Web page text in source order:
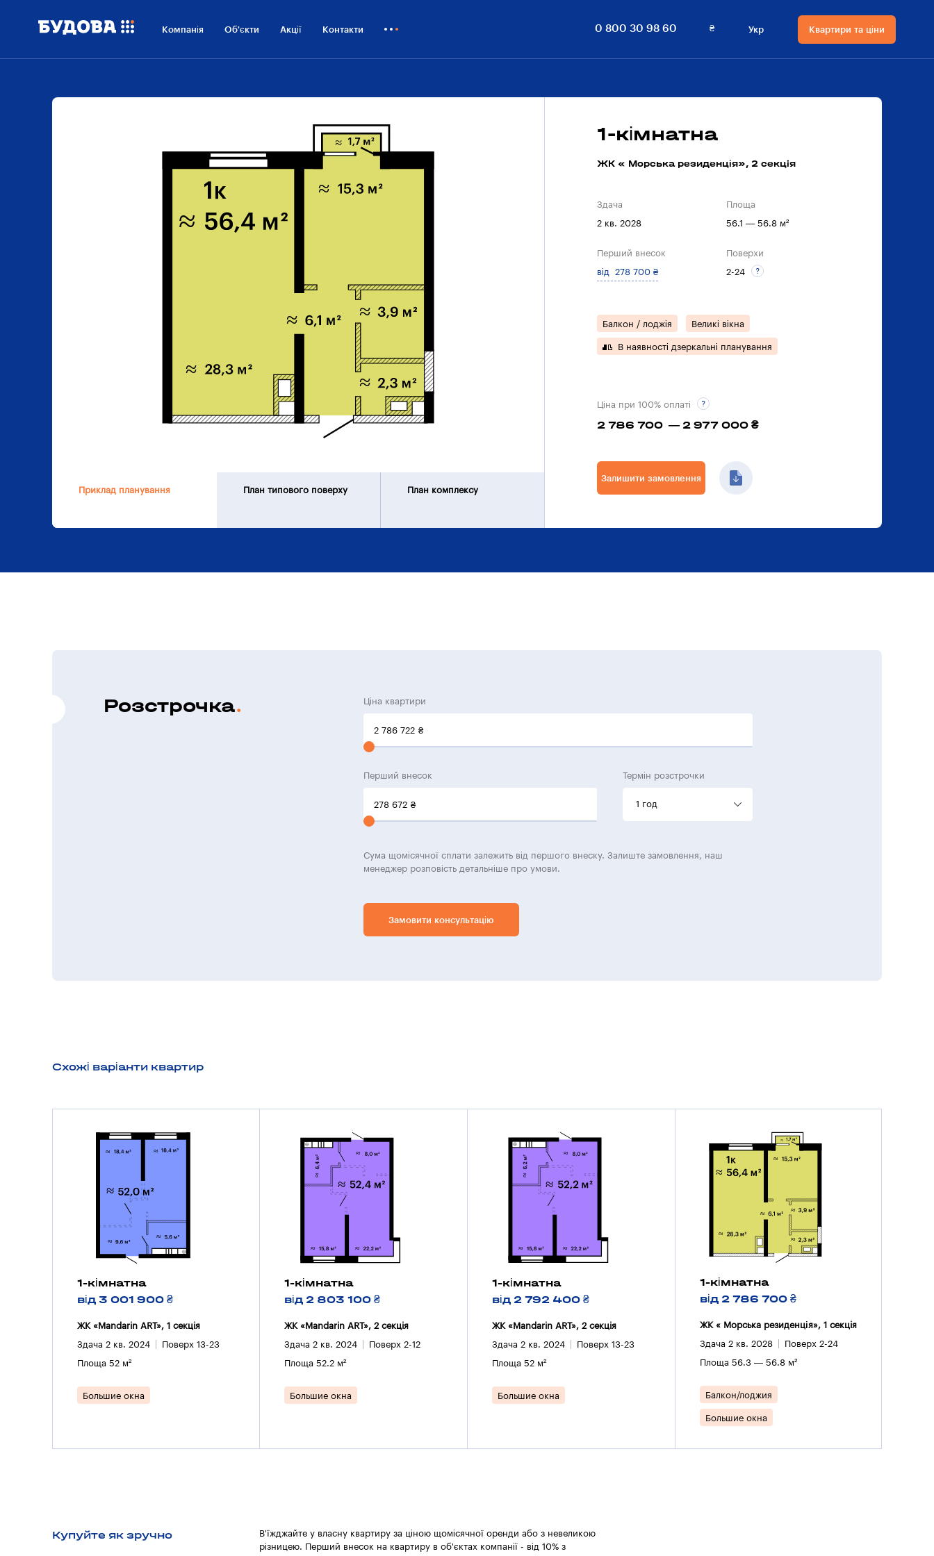
Компанія Об'єкти Акції Контакти 0 800 30 98 60 ₴
Валюта
₴ Гривнi
Укр
Мова сайту
Квартири та ціни
Приклад планування План типового поверху План комплексу
1-кімнатна
ЖК « Морська резиденція», 2 секцiя
Здача
2 кв. 2028
Площа
56.1 — 56.8 м²
Перший внесок
від 278 700 ₴
Поверхи
2-24
Балкон / лоджія Великі вікна
В наявності дзеркальні планування
Ціна при 100% оплаті
2 786 700 — 2 977 000 ₴
Залишити замовлення
Розстрочка Ціна квартири
2 786 722 ₴
Перший внесок
278 672 ₴
Термін розстрочки
1 год
Сума щомісячної сплати залежить від першого внеску. Залиште замовлення, наш
менеджер розповість детальніше про умови.
Замовити консультацію
Схожі варіанти квартир
1-кімнатна
від 3 001 900 ₴
ЖК «Mandarin ART», 1 секцiя
Здача 2 кв. 2024 Поверх 13-23
Площа 52 м²
Большие окна
1-кімнатна
від 2 803 100 ₴
ЖК «Mandarin ART», 2 секцiя
Здача 2 кв. 2024 Поверх 2-12
Площа 52.2 м²
Большие окна
1-кімнатна
від 2 792 400 ₴
ЖК «Mandarin ART», 2 секцiя
Здача 2 кв. 2024 Поверх 13-23
Площа 52 м²
Большие окна
1-кімнатна
від 2 786 700 ₴
ЖК « Морська резиденція», 1 секцiя
Здача 2 кв. 2028 Поверх 2-24
Площа 56.3 — 56.8 м²
Балкон/лоджия
Большие окна
Купуйте як зручно
В'їжджайте у власну квартиру за ціною щомісячної оренди або з невеликою
різницею. Перший внесок на квартиру в об'єктах компанії - від 10% з